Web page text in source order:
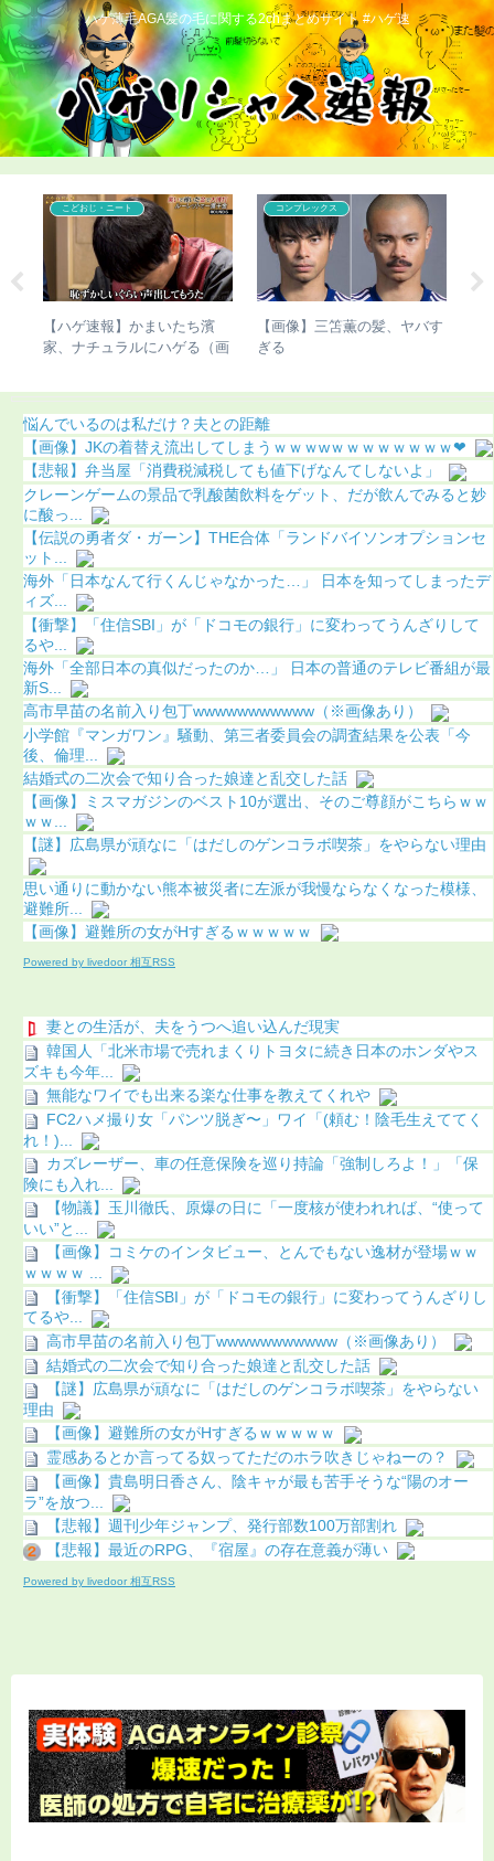
ハゲ薄毛AGA髪の毛に関する2chまとめサイト #ハゲ速
こどおじ・ニート
【ハゲ速報】かまいたち濱
家、ナチュラルにハゲる（画
コンプレックス
【画像】三笘薫の髪、ヤバす
ぎる
悩んでいるのは私だけ？夫との距離
【画像】JKの着替え流出してしまうｗｗｗwｗｗｗｗｗｗｗｗ❤
【悲報】弁当屋「消費税減税しても値下げなんてしないよ」
クレーンゲームの景品で乳酸菌飲料をゲット、だが飲んでみると妙
に酸っ...
【伝説の勇者ダ・ガーン】THE合体「ランドバイソンオプションセ
ット...
海外「日本なんて行くんじゃなかった…」 日本を知ってしまったデ
ィズ...
【衝撃】「住信SBI」が「ドコモの銀行」に変わってうんざりして
るや...
海外「全部日本の真似だったのか…」 日本の普通のテレビ番組が最
新S...
高市早苗の名前入り包丁wwwwwwwwwww（※画像あり）
小学館『マンガワン』騒動、第三者委員会の調査結果を公表「今
後、倫理...
結婚式の二次会で知り合った娘達と乱交した話
【画像】ミスマガジンのベスト10が選出、そのご尊顔がこちらｗｗ
ｗｗ...
【謎】広島県が頑なに「はだしのゲンコラボ喫茶」をやらない理由
思い通りに動かない熊本被災者に左派が我慢ならなくなった模様、
避難所...
【画像】避難所の女がHすぎるｗｗｗｗｗ
Powered by livedoor 相互RSS
妻との生活が、夫をうつへ追い込んだ現実
韓国人「北米市場で売れまくりトヨタに続き日本のホンダやス
ズキも今年...
無能なワイでも出来る楽な仕事を教えてくれや
FC2ハメ撮り女「パンツ脱ぎ〜」ワイ「(頼む！陰毛生えててく
れ！)...
カズレーザー、車の任意保険を巡り持論「強制しろよ！」「保
険にも入れ...
【物議】玉川徹氏、原爆の日に「一度核が使われれば、“使って
いい”と...
【画像】コミケのインタビュー、とんでもない逸材が登場ｗｗ
ｗｗｗｗ ...
【衝撃】「住信SBI」が「ドコモの銀行」に変わってうんざりし
てるや...
高市早苗の名前入り包丁wwwwwwwwwww（※画像あり）
結婚式の二次会で知り合った娘達と乱交した話
【謎】広島県が頑なに「はだしのゲンコラボ喫茶」をやらない
理由
【画像】避難所の女がHすぎるｗｗｗｗｗ
霊感あるとか言ってる奴ってただのホラ吹きじゃねーの？
【画像】貴島明日香さん、陰キャが最も苦手そうな“陽のオー
ラ”を放つ...
【悲報】週刊少年ジャンプ、発行部数100万部割れ
【悲報】最近のRPG、『宿屋』の存在意義が薄い
Powered by livedoor 相互RSS